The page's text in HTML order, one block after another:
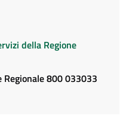
della Regione
Regionale 800 033033